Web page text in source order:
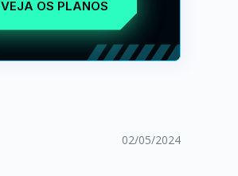
VEJA OS PLANOS
02/05/2024